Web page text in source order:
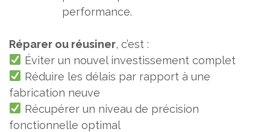
performance.
Réparer ou réusiner, c’est :
Éviter un nouvel investissement complet
Réduire les délais par rapport à une
fabrication neuve
Récupérer un niveau de précision
fonctionnelle optimal